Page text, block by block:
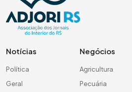
Notícias
Política
Geral
Negócios
Agricultura
Pecuária